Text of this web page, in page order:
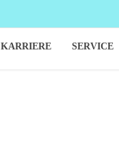
KARRIERE SERVICE